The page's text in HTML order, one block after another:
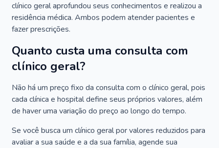
clínico geral aprofundou seus conhecimentos e realizou a
residência médica. Ambos podem atender pacientes e
fazer prescrições.
Quanto custa uma consulta com
clínico geral?
Não há um preço fixo da consulta com o clínico geral, pois
cada clínica e hospital define seus próprios valores, além
de haver uma variação do preço ao longo do tempo.
Se você busca um clínico geral por valores reduzidos para
avaliar a sua saúde e a da sua família, agende sua